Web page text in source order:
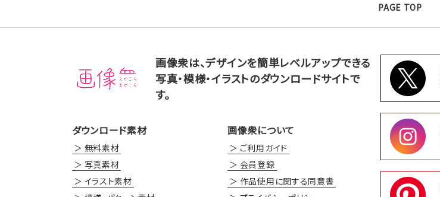
PAGE TOP
画像衆は、デザインを簡単レベルアップできる
写真・模様・イラストのダウンロードサイトで
す。
ダウンロード素材
無料素材
写真素材
イラスト素材
画像衆について
ご利用ガイド
会員登録
作品使用に関する同意書